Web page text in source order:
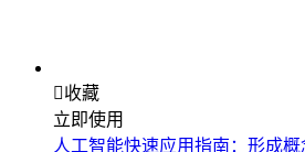
收藏
立即使用
人工智能快速应用指南：形成